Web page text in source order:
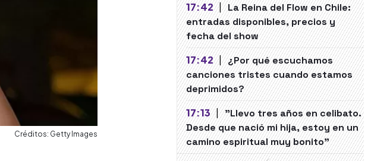
Créditos: Getty Images
17:42 | La Reina del Flow en Chile:
entradas disponibles, precios y
fecha del show
17:42 | ¿Por qué escuchamos
canciones tristes cuando estamos
deprimidos?
17:13 | "Llevo tres años en celibato.
Desde que nació mi hija, estoy en un
camino espiritual muy bonito"